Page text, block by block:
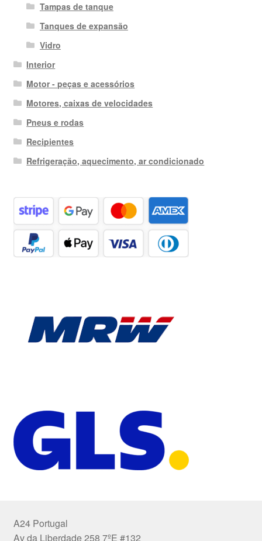
Tampas de tanque
Tanques de expansão
Vidro
Interior
Motor - peças e acessórios
Motores, caixas de velocidades
Pneus e rodas
Recipientes
Refrigeração, aquecimento, ar condicionado
A24 Portugal
Av da Liberdade 258 7ºE #132